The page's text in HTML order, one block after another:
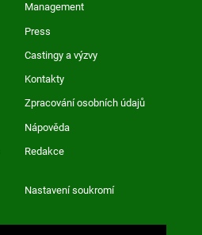
Management
Press
Castingy a výzvy
Kontakty
Zpracování osobních údajů
Nápověda
Redakce
Nastavení soukromí